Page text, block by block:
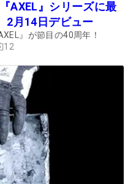
AXEL』シリーズに最
2月14日デビュー
』が節目の40周年！
12